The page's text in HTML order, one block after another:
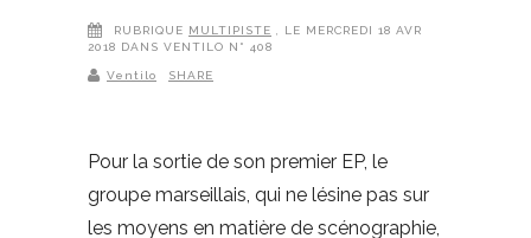
RUBRIQUE MULTIPISTE
, LE MERCREDI 18 AVR
2018 DANS VENTILO N° 408
Ventilo SHARE
Pour la sortie de son premier EP, le
groupe marseillais, qui ne lésine pas sur
les moyens en matière de scénographie,